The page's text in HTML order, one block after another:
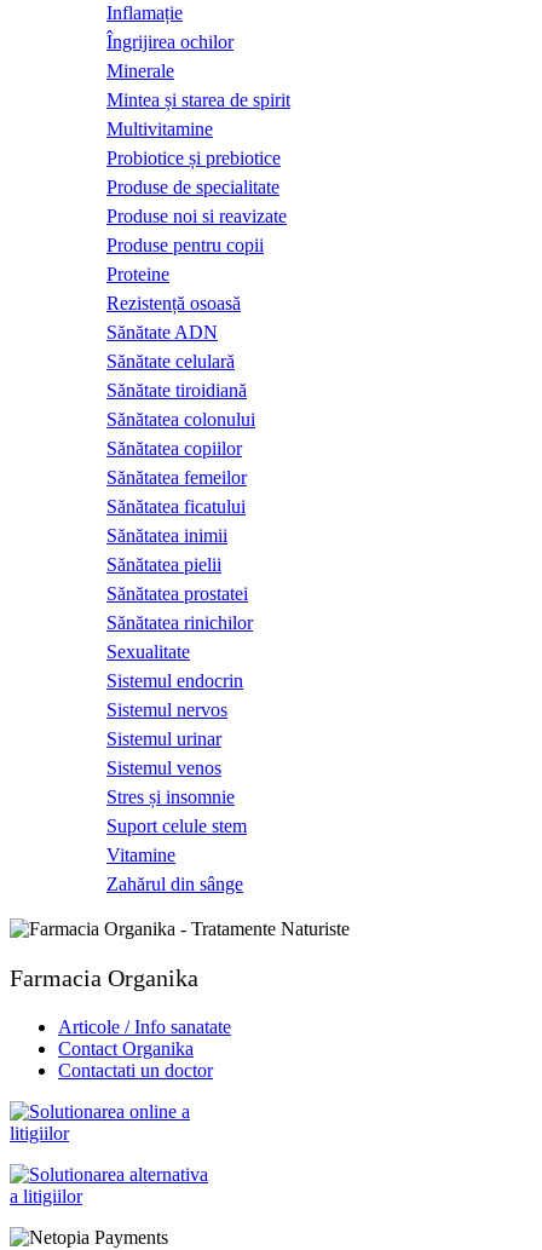
Inflamație
Îngrijirea ochilor
Minerale
Mintea și starea de spirit
Multivitamine
Probiotice și prebiotice
Produse de specialitate
Produse noi si reavizate
Produse pentru copii
Proteine
Rezistență osoasă
Sănătate ADN
Sănătate celulară
Sănătate tiroidiană
Sănătatea colonului
Sănătatea copiilor
Sănătatea femeilor
Sănătatea ficatului
Sănătatea inimii
Sănătatea pielii
Sănătatea prostatei
Sănătatea rinichilor
Sexualitate
Sistemul endocrin
Sistemul nervos
Sistemul urinar
Sistemul venos
Stres și insomnie
Suport celule stem
Vitamine
Zahărul din sânge
Farmacia Organika
Articole / Info sanatate
Contact Organika
Contactati un doctor